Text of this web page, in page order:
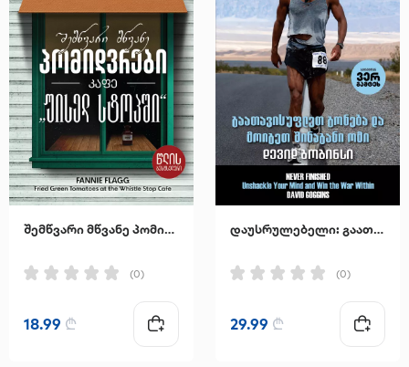
შემწვარი მწვანე პომიდვრები კაფე "უისელ სტოპში"
(0)
18.99 ₾
დაუსრულებელი: გაათავისუფლეთ გონება და მოიგეთ შინაგანი ომი
(0)
29.99 ₾